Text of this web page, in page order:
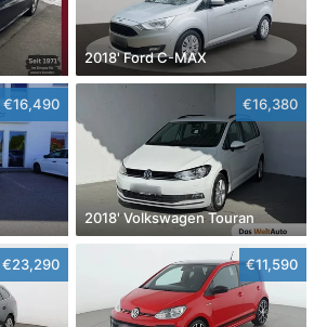
2018' Ford C-MAX
€16,490 €16,380
2018' Volkswagen Touran
€23,290 €11,590